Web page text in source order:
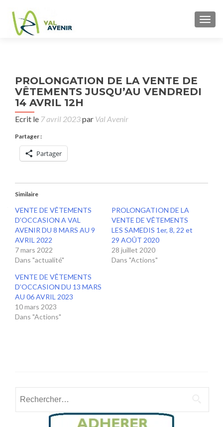
PROLONGATION DE LA VENTE DE
VÊTEMENTS JUSQU’AU VENDREDI
14 AVRIL 12H
Ecrit le 7 avril 2023par Val Avenir
Partager :
Partager
Similaire
VENTE DE VÊTEMENTS
D’OCCASION A VAL
AVENIR DU 8 MARS AU 9
AVRIL 2022
7 mars 2022
Dans "actualité"
PROLONGATION DE LA
VENTE DE VÊTEMENTS
LES SAMEDIS 1er, 8, 22 et
29 AOÛT 2020
28 juillet 2020
Dans "Actions"
VENTE DE VÊTEMENTS
D’OCCASION DU 13 MARS
AU 06 AVRIL 2023
10 mars 2023
Dans "Actions"